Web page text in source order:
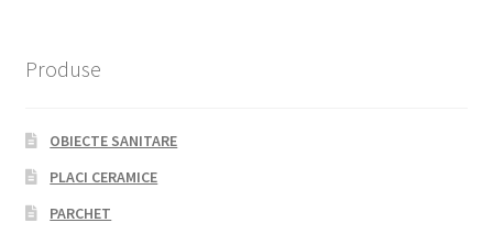
Produse
OBIECTE SANITARE
PLACI CERAMICE
PARCHET